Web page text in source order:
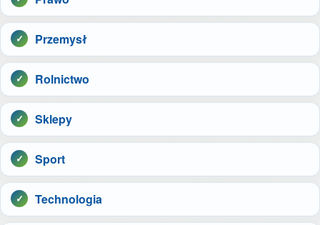
Przemysł
Rolnictwo
Sklepy
Sport
Technologia